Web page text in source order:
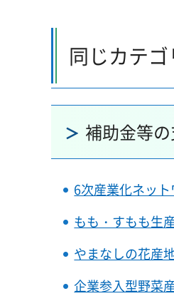
同じカテ
補助金等
6次産業化ネッ
もも・すもも生
やまなしの花産
企業参入型野菜